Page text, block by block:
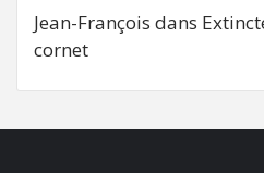
Jean-François dans
cornet